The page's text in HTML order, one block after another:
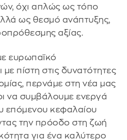
όχι απλώς ως τόπο
ως θεσμό ανάπτυξης,
αξίας.
ευρωπαϊκό
πίστη στις δυνατότητες
περνάμε στη νέα μας
να συμβάλουμε ενεργά
επόμενου κεφαλαίου
την πρόοδο στη ζωή
για ένα καλύτερο